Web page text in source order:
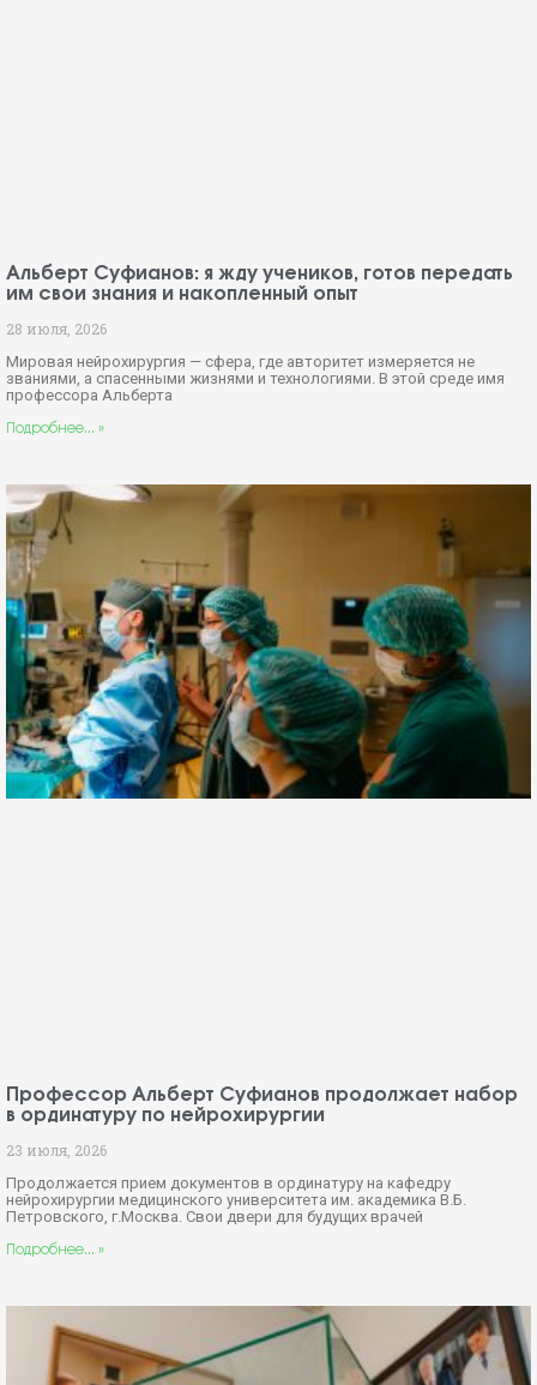
Альберт Суфианов: я жду учеников, готов передать
им свои знания и накопленный опыт
28 июля, 2026
Мировая нейрохирургия — сфера, где авторитет измеряется не
званиями, а спасенными жизнями и технологиями. В этой среде имя
профессора Альберта
Подробнее... »
Профессор Альберт Суфианов продолжает набор
в ординатуру по нейрохирургии
23 июля, 2026
Продолжается прием документов в ординатуру на кафедру
нейрохирургии медицинского университета им. академика В.Б.
Петровского, г.Москва. Свои двери для будущих врачей
Подробнее... »